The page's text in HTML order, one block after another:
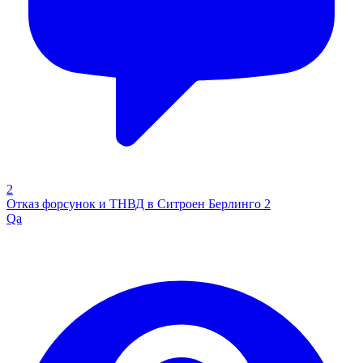
2
Отказ форсунок и ТНВД в Ситроен Берлинго 2
Qa